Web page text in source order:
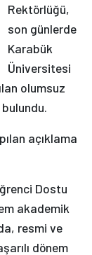
Rektörlüğü,
son günlerde
Karabük
Üniversitesi
olumsuz
açıklama
Dostu
akademik
resmi ve
dönem